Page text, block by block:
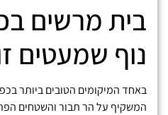
בית מרשים
נוף שמעטים
באחד המיקומים הטובים ביותר
המשקיף על הר תבור והשטחים